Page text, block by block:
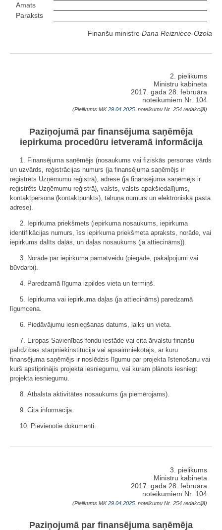
Amats
Paraksts
Finanšu ministre Dana Reizniece-Ozola
2. pielikums
Ministru kabineta
2017. gada 28. februāra
noteikumiem Nr. 104
(Pielikums MK29.04.2025. noteikumu Nr. 254 redakcijā)
Paziņojumā par finansējuma saņēmēja
iepirkuma procedūru ietveramā informācija
1. Finansējuma saņēmējs (nosaukums vai fiziskās personas vārds
un uzvārds, reģistrācijas numurs (ja finansējuma saņēmējs ir
reģistrēts Uzņēmumu reģistrā), adrese (ja finansējuma saņēmējs ir
reģistrēts Uzņēmumu reģistrā), valsts, valsts apakšiedalījums,
kontaktpersona (kontaktpunkts), tālruņa numurs un elektroniskā pasta
adrese).
2. Iepirkuma priekšmets (iepirkuma nosaukums, iepirkuma
identifikācijas numurs, īss iepirkuma priekšmeta apraksts, norāde, vai
iepirkums dalīts daļās, un daļas nosaukums (ja attiecināms)).
3. Norāde par iepirkuma pamatveidu (piegāde, pakalpojumi vai
būvdarbi).
4. Paredzamā līguma izpildes vieta un termiņš.
5. Iepirkuma vai iepirkuma daļas (ja attiecināms) paredzamā
līgumcena.
6. Piedāvājumu iesniegšanas datums, laiks un vieta.
7. Eiropas Savienības fondu iestāde vai cita ārvalstu finanšu
palīdzības starpniekinstitūcija vai apsaimniekotājs, ar kuru
finansējuma saņēmējs ir noslēdzis līgumu par projekta īstenošanu vai
kurš apstiprinājis projekta iesniegumu, vai kuram plānots iesniegt
projekta iesniegumu.
8. Atbalsta aktivitātes nosaukums (ja piemērojams).
9. Cita informācija.
10. Pievienotie dokumenti.
3. pielikums
Ministru kabineta
2017. gada 28. februāra
noteikumiem Nr. 104
(Pielikums MK29.04.2025. noteikumu Nr. 254 redakcijā)
Paziņojumā par finansējuma saņēmēja